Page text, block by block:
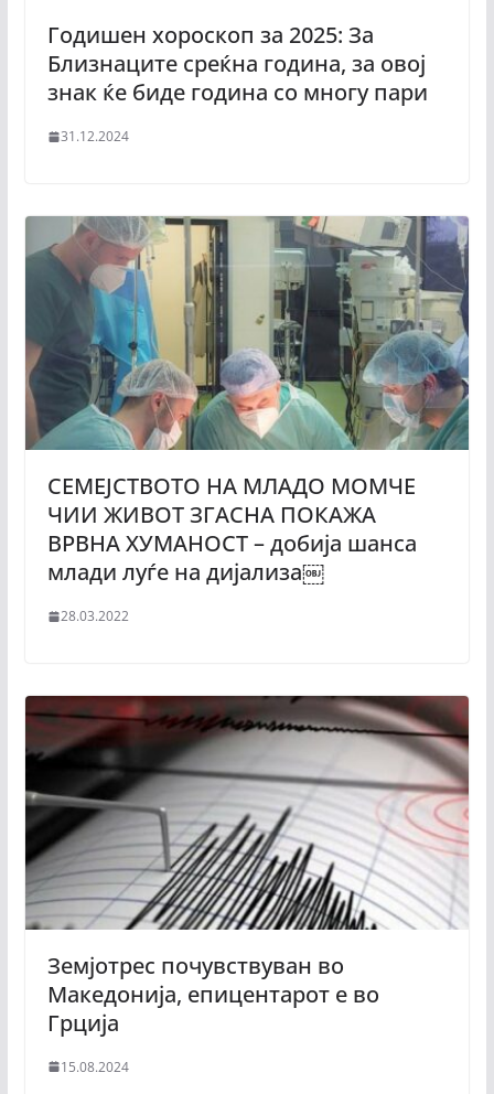
Годишен хороскоп за 2025: За
Близнаците среќна година, за овој
знак ќе биде година со многу пари
31.12.2024
СЕМЕЈСТВОТО НА МЛАДО МОМЧЕ
ЧИИ ЖИВОТ ЗГАСНА ПОКАЖА
ВРВНА ХУМАНОСТ – добија шанса
млади луѓе на дијализа￼
28.03.2022
Земјотрес почувствуван во
Македонија, епицентарот е во
Грција
15.08.2024